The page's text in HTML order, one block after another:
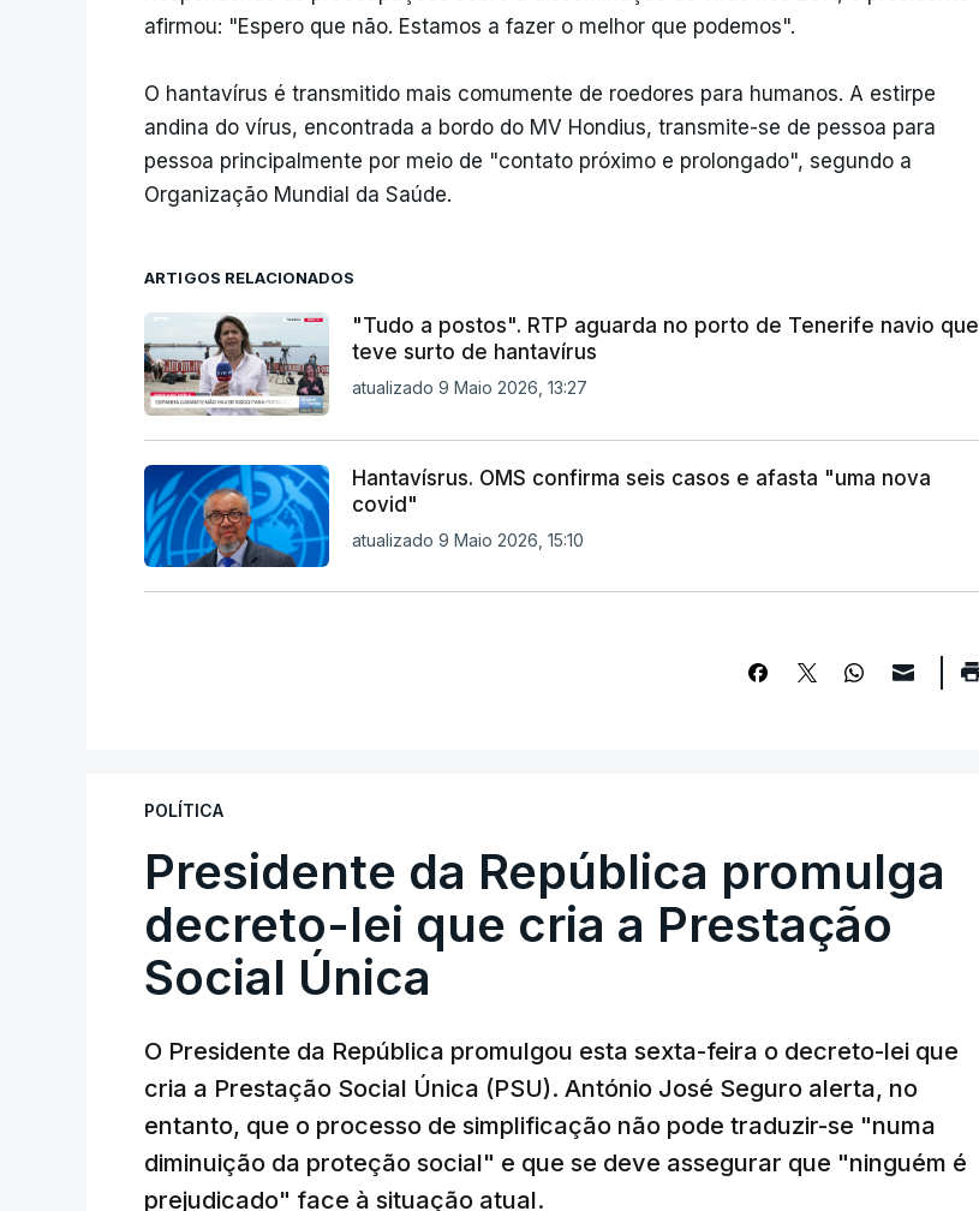
afirmou: "Espero que não. Estamos a fazer o melhor que podemos".
O hantavírus é transmitido mais comumente de roedores para humanos. A estirpe
andina do vírus, encontrada a bordo do MV Hondius, transmite-se de pessoa para
pessoa principalmente por meio de "contato próximo e prolongado", segundo a
Organização Mundial da Saúde.
ARTIGOS RELACIONADOS
"Tudo a postos". RTP aguarda no porto de Tenerife navio que
teve surto de hantavírus
atualizado 9 Maio 2026, 13:27
Hantavísrus. OMS confirma seis casos e afasta "uma nova
covid"
atualizado 9 Maio 2026, 15:10
POLÍTICA
Presidente da República promulga
decreto-lei que cria a Prestação
Social Única
O Presidente da República promulgou esta sexta-feira o decreto-lei que
cria a Prestação Social Única (PSU). António José Seguro alerta, no
entanto, que o processo de simplificação não pode traduzir-se "numa
diminuição da proteção social" e que se deve assegurar que "ninguém é
prejudicado" face à situação atual.